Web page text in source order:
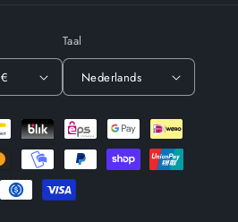
Duitsland | EUR €
Taal
Nederlands